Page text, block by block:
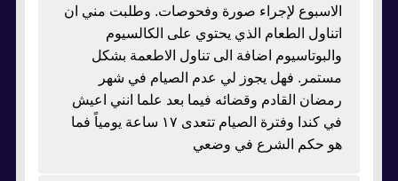
الاسبوع لإجراء صورة وفحوصات. وطلبت مني ان
اتناول الطعام الذي يحتوي على الكالسيوم
والبوتاسيوم اضافة الى تناول الاطعمة بشكل
مستمر. فهل يجوز لي عدم الصيام في شهر
رمضان القادم وقضائه فيما بعد علما انني اعيش
في كندا وفترة الصيام تتعدى ١٧ ساعة يومياً فما
هو حكم الشرع في وضعي